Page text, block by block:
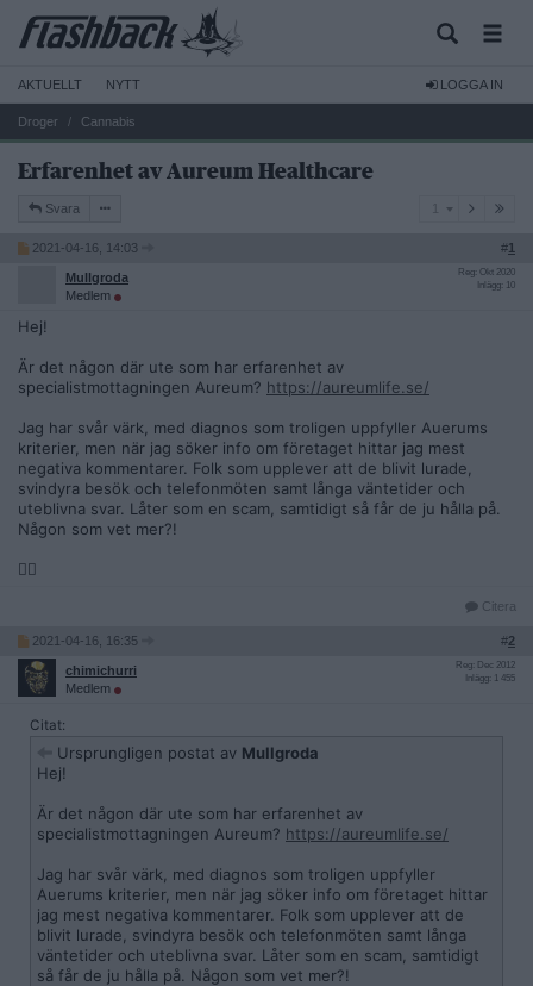
AKTUELLT NYTT LOGGA IN
Droger Cannabis
Erfarenhet av Aureum Healthcare
Svara
2021-04-16, 14:03 #1
Mullgroda
Medlem
Reg: Okt 2020
Inlägg: 10
Hej!
Är det någon där ute som har erfarenhet av
specialistmottagningen Aureum? https://aureumlife.se/
Jag har svår värk, med diagnos som troligen uppfyller Auerums
kriterier, men när jag söker info om företaget hittar jag mest
negativa kommentarer. Folk som upplever att de blivit lurade,
svindyra besök och telefonmöten samt långa väntetider och
uteblivna svar. Låter som en scam, samtidigt så får de ju hålla på.
Någon som vet mer?!
✌🏻
Citera
2021-04-16, 16:35 #2
chimichurri
Medlem
Reg: Dec 2012
Inlägg: 1 455
Citat:
Ursprungligen postat av Mullgroda
Hej!
Är det någon där ute som har erfarenhet av
specialistmottagningen Aureum? https://aureumlife.se/
Jag har svår värk, med diagnos som troligen uppfyller
Auerums kriterier, men när jag söker info om företaget hittar
jag mest negativa kommentarer. Folk som upplever att de
blivit lurade, svindyra besök och telefonmöten samt långa
väntetider och uteblivna svar. Låter som en scam, samtidigt
så får de ju hålla på. Någon som vet mer?!